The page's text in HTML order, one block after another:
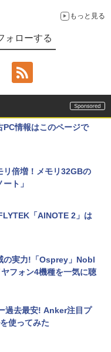
もっと見る
ォローする
情報はこのページで
リ倍増！メモリ32GBの
ト」
「AINOTE 2」は
の実力!「Osprey」Nobl
フォン4機種を一気に聴
過去最安! Anker注目プ
使ってみた